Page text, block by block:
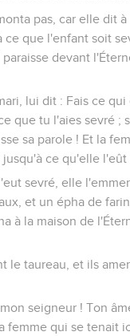
pas, car elle dit à
ce que l'enfant soit
devant
lui dit : Fais ce qui
que tu l'aies sevré ;
sa parole ! Et la
ce qu'elle l'eût
sevré, elle
et un épha de
à la maison de
le taureau, et ils
seigneur ! Ton
femme qui se tenait